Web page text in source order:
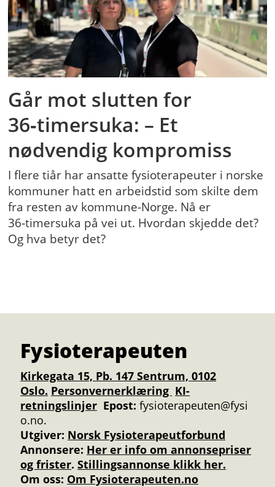
Går mot slutten for
36‑timersuka: – Et
nødvendig kompromiss
I flere tiår har ansatte fysioterapeuter i norske
kommuner hatt en arbeidstid som skilte dem
fra resten av kommune-Norge. Nå er
36‑timersuka på vei ut. Hvordan skjedde det?
Og hva betyr det?
Fysioterapeuten
Kirkegata 15, Pb. 147 Sentrum, 0102
Oslo. Personvernerklæring KI-
retningslinjer Epost: fysioterapeuten@fysi
o.no.
Utgiver: Norsk Fysioterapeutforbund
Annonsere: Her er info om annonsepriser
og frister.Stillingsannonse klikk her.
Om oss: Om Fysioterapeuten.no